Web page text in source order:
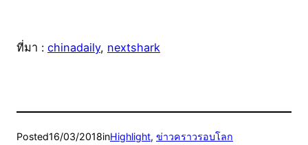
ที่มา : chinadaily, nextshark
Posted16/03/2018inHighlight, ข่าวคราวรอบโลก